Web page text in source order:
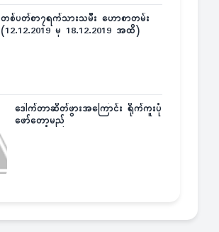
တစ်ပတ်စာ၇ရက်သားသမီး ဟောစာတမ်း
(12.12.2019 မှ 18.12.2019 အထိ)
ဒေါက်တာဆိတ်ဖွားအကြောင်း ရိုက်ကူးပုံ
ဖော်တော့မည်